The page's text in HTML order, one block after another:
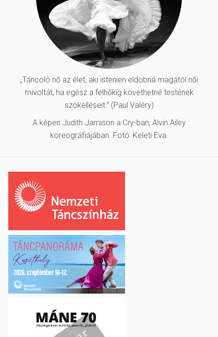
„Táncoló nő az élet, aki istenien eldobná magától női
mivoltát, ha egész a felhőkig követhetné testének
szökelléseit.” (Paul Valéry)
A képen Judith Jamison a Cry-ban, Alvin Ailey
koreográfiájában. Fotó: Keleti Éva.